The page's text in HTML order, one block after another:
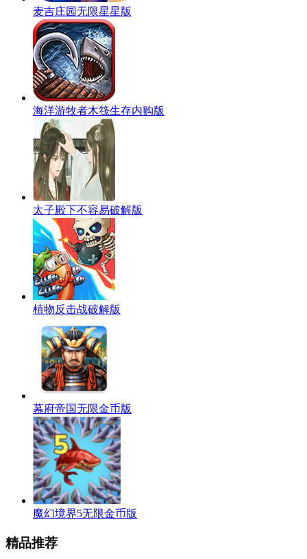
麦吉庄园无限星星版
海洋游牧者木筏生存内购版
太子殿下不容易破解版
植物反击战破解版
幕府帝国无限金币版
魔幻境界5无限金币版
精品推荐